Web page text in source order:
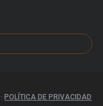
· POLÍTICA DE PRIVACIDAD